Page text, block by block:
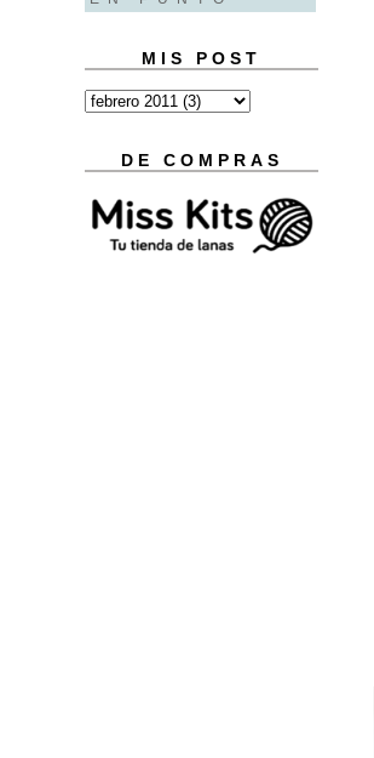
MIS POST
DE COMPRAS